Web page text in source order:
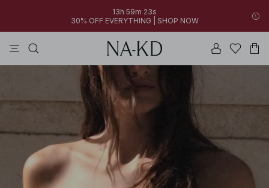
13h 59m 23s
30% OFF EVERYTHING | SHOP NOW